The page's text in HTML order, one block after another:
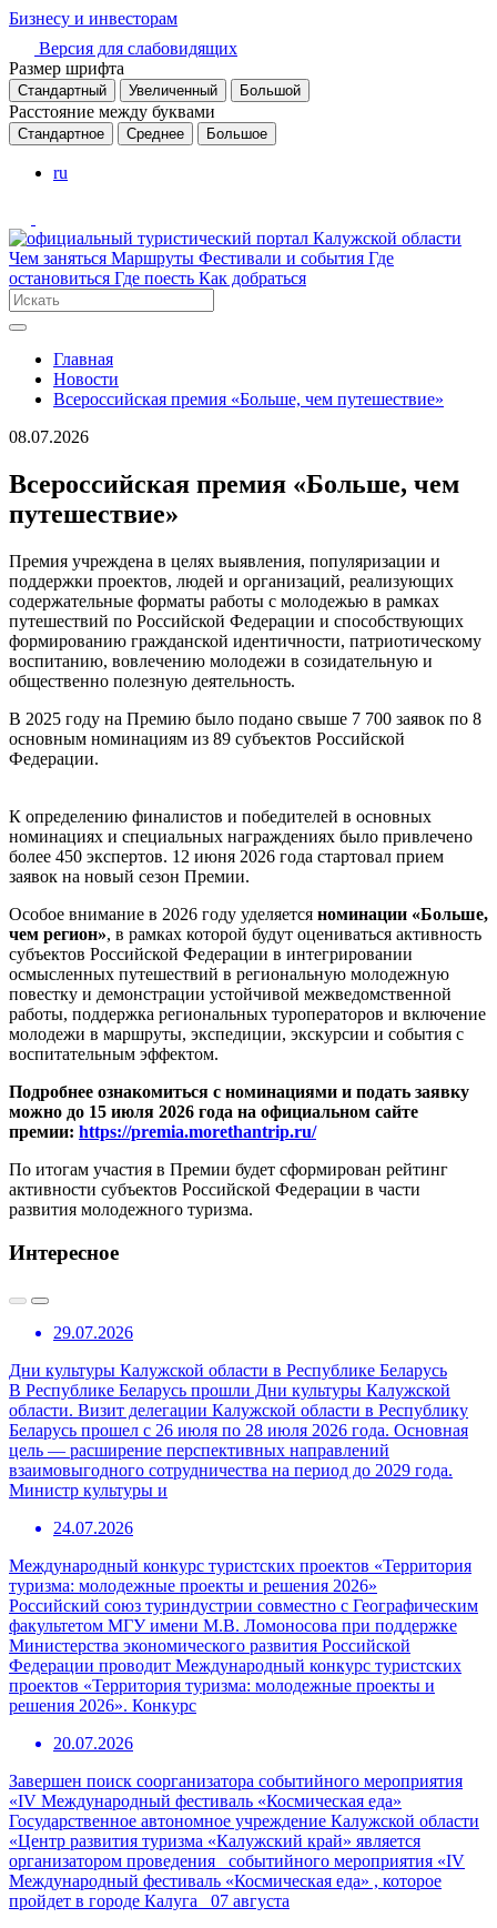
Бизнесу и инвесторам
Версия для слабовидящих
Размер шрифта
Стандартный Увеличенный Большой
Расстояние между буквами
Стандартное Среднее Большое
ru
Чем заняться Маршруты Фестивали и события Где
остановиться Где поесть Как добраться
Главная
Новости
Всероссийская премия «Больше, чем путешествие»
08.07.2026
Всероссийская премия «Больше, чем
путешествие»
Премия учреждена в целях выявления, популяризации и
поддержки проектов, людей и организаций, реализующих
содержательные форматы работы с молодежью в рамках
путешествий по Российской Федерации и способствующих
формированию гражданской идентичности, патриотическому
воспитанию, вовлечению молодежи в созидательную и
общественно полезную деятельность.
В 2025 году на Премию было подано свыше 7 700 заявок по 8
основным номинациям из 89 субъектов Российской
Федерации.
К определению финалистов и победителей в основных
номинациях и специальных награждениях было привлечено
более 450 экспертов. 12 июня 2026 года стартовал прием
заявок на новый сезон Премии.
Особое внимание в 2026 году уделяется номинации «Больше,
чем регион», в рамках которой будут оцениваться активность
субъектов Российской Федерации в интегрировании
осмысленных путешествий в региональную молодежную
повестку и демонстрации устойчивой межведомственной
работы, поддержка региональных туроператоров и включение
молодежи в маршруты, экспедиции, экскурсии и события с
воспитательным эффектом.
Подробнее ознакомиться с номинациями и подать заявку
можно до 15 июля 2026 года на официальном сайте
премии: https://premia.morethantrip.ru/
По итогам участия в Премии будет сформирован рейтинг
активности субъектов Российской Федерации в части
развития молодежного туризма.
Интересное
29.07.2026
Дни культуры Калужской области в Республике Беларусь
В Республике Беларусь прошли Дни культуры Калужской
области. Визит делегации Калужской области в Республику
Беларусь прошел с 26 июля по 28 июля 2026 года. Основная
цель — расширение перспективных направлений
взаимовыгодного сотрудничества на период до 2029 года.
Министр культуры и
24.07.2026
Международный конкурс туристских проектов «Территория
туризма: молодежные проекты и решения 2026»
Российский союз туриндустрии совместно с Географическим
факультетом МГУ имени М.В. Ломоносова при поддержке
Министерства экономического развития Российской
Федерации проводит Международный конкурс туристских
проектов «Территория туризма: молодежные проекты и
решения 2026». Конкурс
20.07.2026
Завершен поиск соорганизатора событийного мероприятия
«IV Международный фестиваль «Космическая еда»
Государственное автономное учреждение Калужской области
«Центр развития туризма «Калужский край» является
организатором проведения событийного мероприятия «IV
Международный фестиваль «Космическая еда» , которое
пройдет в городе Калуга 07 августа